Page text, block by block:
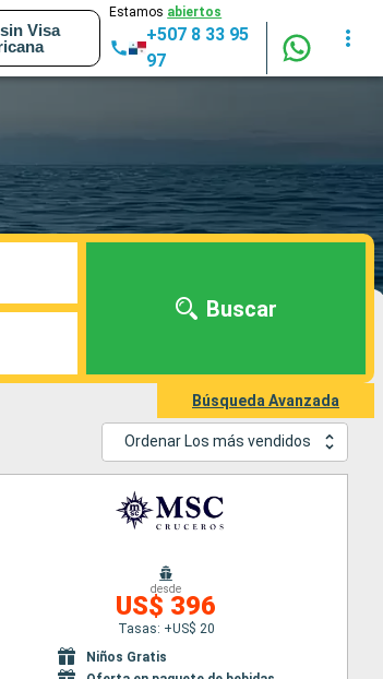
Visa
Estamos abiertos
+507 8 33 95
97
Buscar
Búsqueda Avanzada
Ordenar Los más vendidos
desde
US$ 396
Tasas: +US$ 20
Niños Gratis